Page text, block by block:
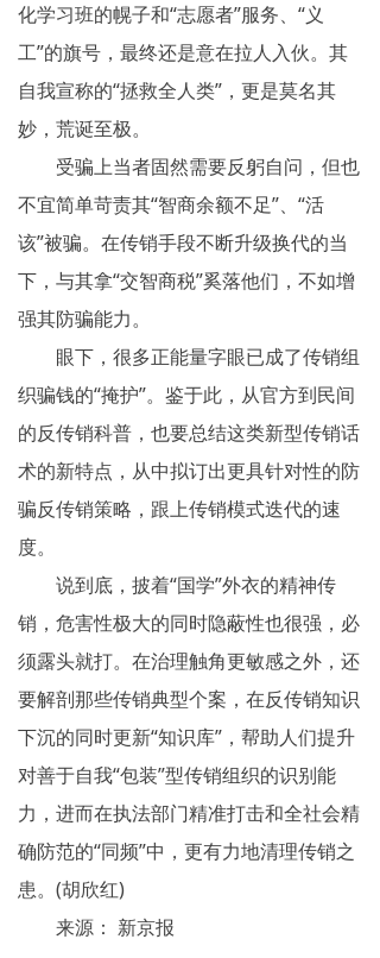
化学习班的幌子和“志愿者”服务、“义
工”的旗号，最终还是意在拉人入伙。其
自我宣称的“拯救全人类”，更是莫名其
妙，荒诞至极。
受骗上当者固然需要反躬自问，但也
不宜简单苛责其“智商余额不足”、“活
该”被骗。在传销手段不断升级换代的当
下，与其拿“交智商税”奚落他们，不如增
强其防骗能力。
眼下，很多正能量字眼已成了传销组
织骗钱的“掩护”。鉴于此，从官方到民间
的反传销科普，也要总结这类新型传销话
术的新特点，从中拟订出更具针对性的防
骗反传销策略，跟上传销模式迭代的速
度。
说到底，披着“国学”外衣的精神传
销，危害性极大的同时隐蔽性也很强，必
须露头就打。在治理触角更敏感之外，还
要解剖那些传销典型个案，在反传销知识
下沉的同时更新“知识库”，帮助人们提升
对善于自我“包装”型传销组织的识别能
力，进而在执法部门精准打击和全社会精
确防范的“同频”中，更有力地清理传销之
患。(胡欣红)
来源： 新京报